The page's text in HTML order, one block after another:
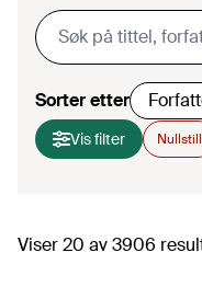
Sorter etter
Vis filter Nullstill
Viser20 av3906